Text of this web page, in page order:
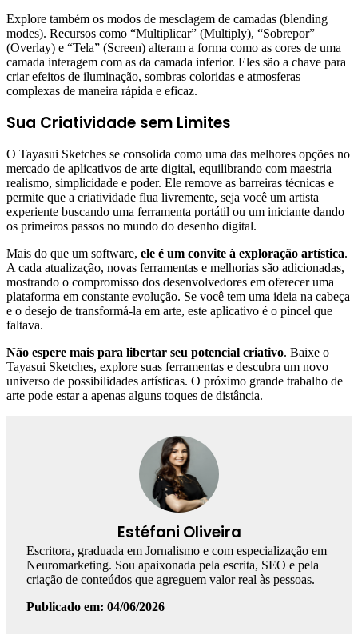
Explore também os modos de mesclagem de camadas (blending
modes). Recursos como “Multiplicar” (Multiply), “Sobrepor”
(Overlay) e “Tela” (Screen) alteram a forma como as cores de uma
camada interagem com as da camada inferior. Eles são a chave para
criar efeitos de iluminação, sombras coloridas e atmosferas
complexas de maneira rápida e eficaz.
Sua Criatividade sem Limites
O Tayasui Sketches se consolida como uma das melhores opções no
mercado de aplicativos de arte digital, equilibrando com maestria
realismo, simplicidade e poder. Ele remove as barreiras técnicas e
permite que a criatividade flua livremente, seja você um artista
experiente buscando uma ferramenta portátil ou um iniciante dando
os primeiros passos no mundo do desenho digital.
Mais do que um software, ele é um convite à exploração artística.
A cada atualização, novas ferramentas e melhorias são adicionadas,
mostrando o compromisso dos desenvolvedores em oferecer uma
plataforma em constante evolução. Se você tem uma ideia na cabeça
e o desejo de transformá-la em arte, este aplicativo é o pincel que
faltava.
Não espere mais para libertar seu potencial criativo. Baixe o
Tayasui Sketches, explore suas ferramentas e descubra um novo
universo de possibilidades artísticas. O próximo grande trabalho de
arte pode estar a apenas alguns toques de distância.
Estéfani Oliveira
Escritora, graduada em Jornalismo e com especialização em
Neuromarketing. Sou apaixonada pela escrita, SEO e pela
criação de conteúdos que agreguem valor real às pessoas.
Publicado em: 04/06/2026